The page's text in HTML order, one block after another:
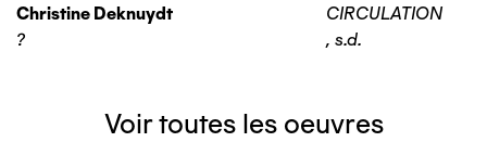
Christine Deknuydt
?
CIRCULATION
, s.d.
Voir toutes les oeuvres